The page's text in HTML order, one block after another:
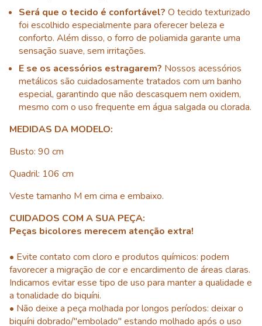
Será que o tecido é confortável? O tecido texturizado
foi escolhido especialmente para oferecer beleza e
conforto. Além disso, o forro de poliamida garante uma
sensação suave, sem irritações.
E se os acessórios estragarem? Nossos acessórios
metálicos são cuidadosamente tratados com um banho
especial, garantindo que não descasquem nem oxidem,
mesmo com o uso frequente em água salgada ou clorada.
MEDIDAS DA MODELO:
Busto: 90 cm
Quadril: 106 cm
Veste tamanho M em cima e embaixo.
CUIDADOS COM A SUA PEÇA:
Peças bicolores merecem atenção extra!
• Evite contato com cloro e produtos químicos: podem
favorecer a migração de cor e encardimento de áreas claras.
Indicamos evitar esse tipo de uso para manter a qualidade e
a tonalidade do biquíni.
• Não deixe a peça molhada por longos períodos: deixar o
biquíni dobrado/"embolado" estando molhado após o uso